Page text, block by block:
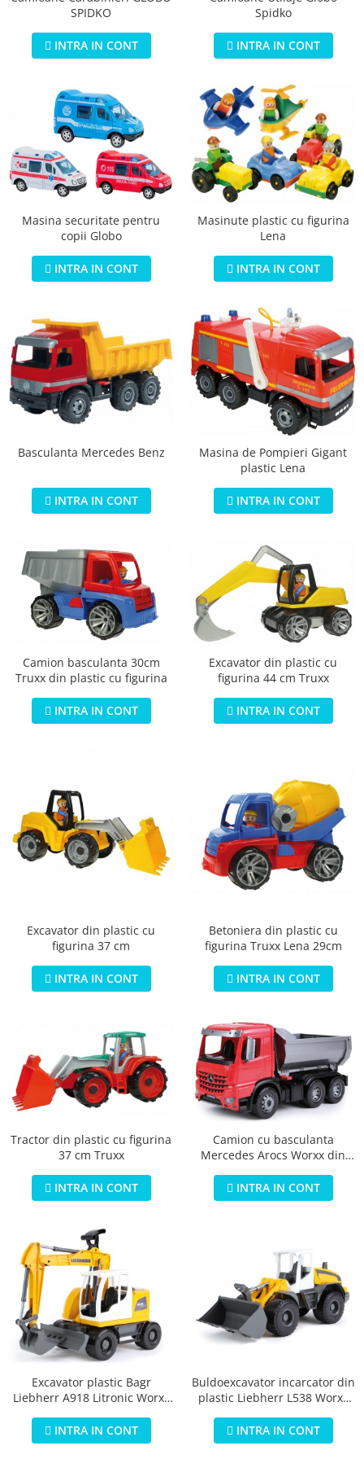
Kituri constructie si pictura
Machete auto Diecast
Masini, trenuri, avioane
Masinute Radiocomanda
Papusi si accesorii
Trenulete Electrice
Unico Plus
Vehicule
Biciclete fara pedale
Role, patine cu rotile
Trotinete
SPIDKO
INTRA IN CONT
Spidko
INTRA IN CONT
Masina securitate pentru
copii Globo
INTRA IN CONT
Masinute plastic cu figurina
Lena
INTRA IN CONT
Basculanta Mercedes Benz
INTRA IN CONT
Masina de Pompieri Gigant
plastic Lena
INTRA IN CONT
Camion basculanta 30cm
Truxx din plastic cu figurina
INTRA IN CONT
Excavator din plastic cu
figurina 44 cm Truxx
INTRA IN CONT
Excavator din plastic cu
figurina 37 cm
INTRA IN CONT
Betoniera din plastic cu
figurina Truxx Lena 29cm
INTRA IN CONT
Tractor din plastic cu figurina
37 cm Truxx
INTRA IN CONT
Camion cu basculanta
Mercedes Arocs Worxx din
INTRA IN CONT
Excavator plastic Bagr
Liebherr A918 Litronic Worxx
pentru copii
INTRA IN CONT
Buldoexcavator incarcator din
plastic Liebherr L538 Worxx
INTRA IN CONT